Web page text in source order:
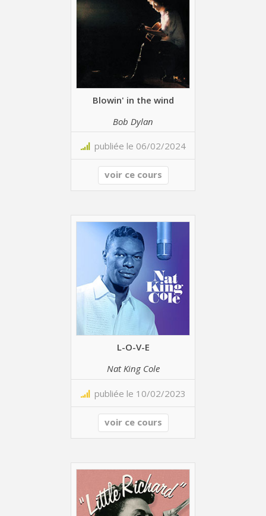
Blowin' in the wind
Bob Dylan
publiée le 06/02/2024
voir ce cours
L-O-V-E
Nat King Cole
publiée le 10/02/2023
voir ce cours